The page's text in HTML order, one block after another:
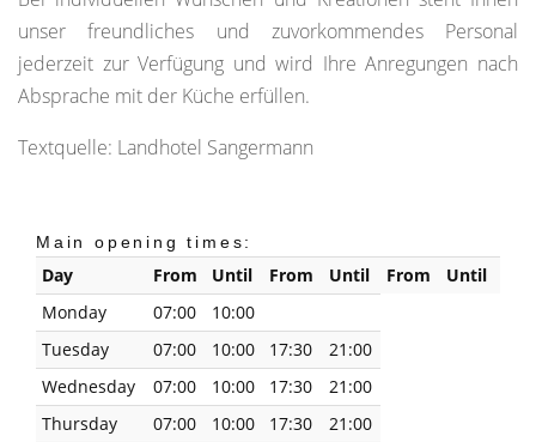
unser freundliches und zuvorkommendes Personal
jederzeit zur Verfügung und wird Ihre Anregungen nach
Absprache mit der Küche erfüllen.
Textquelle: Landhotel Sangermann
Main opening times:
Day From Until From Until From
Until
Monday
07:00
10:00
Tuesday
07:00 10:00 17:30
21:00
Wednesday
07:00 10:00 17:30
21:00
Thursday
07:00 10:00 17:30
21:00